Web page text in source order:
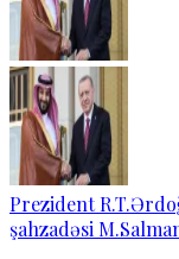
Prezident
şahzadəsi